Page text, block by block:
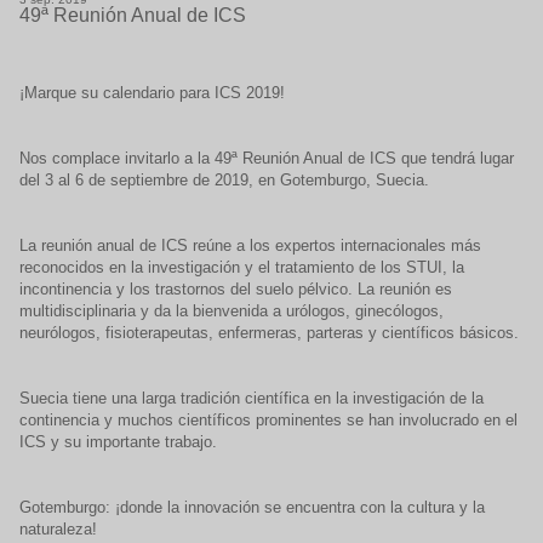
49ª Reunión Anual de ICS
¡Marque su calendario para ICS 2019!
Nos complace invitarlo a la 49ª Reunión Anual de ICS que tendrá lugar
del 3 al 6 de septiembre de 2019, en Gotemburgo, Suecia.
La reunión anual de ICS reúne a los expertos internacionales más
reconocidos en la investigación y el tratamiento de los STUI, la
incontinencia y los trastornos del suelo pélvico. La reunión es
multidisciplinaria y da la bienvenida a urólogos, ginecólogos,
neurólogos, fisioterapeutas, enfermeras, parteras y científicos básicos.
Suecia tiene una larga tradición científica en la investigación de la
continencia y muchos científicos prominentes se han involucrado en el
ICS y su importante trabajo.
Gotemburgo: ¡donde la innovación se encuentra con la cultura y la
naturaleza!